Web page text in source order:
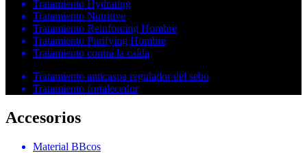
Tratamiento Hydrating
Tratamiento Nutritive
Tratamiento Reinforcing Hombre
Tratamiento Purifying Hombre
Tratamiento contra la caída
Tratamiento anticaspa regulador del sebo
Tratamiento fortalecedor
Accesorios
Material BBcos